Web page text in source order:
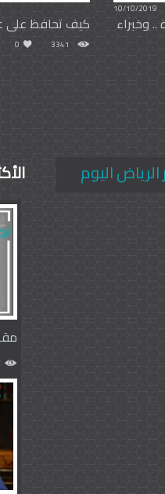
10/10/2019
وخبراء
كيف تحافظ على
3341
0
الرياض اليوم